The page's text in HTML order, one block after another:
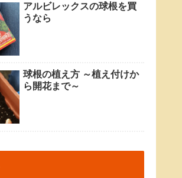
アルビレックスの球根を買
うなら
球根の植え方 ～植え付けか
ら開花まで～